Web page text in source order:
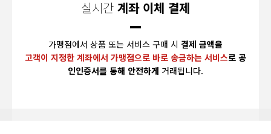
실시간 계좌 이체 결제
가맹점에서 상품 또는 서비스 구매 시 결제 금액을
고객이 지정한 계좌에서 가맹점으로 바로 송금하는 서비스로 공
인인증서를 통해 안전하게 거래됩니다.